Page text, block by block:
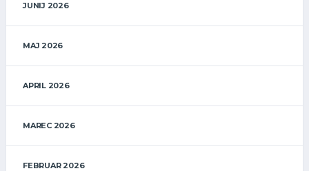
JUNIJ 2026
MAJ 2026
APRIL 2026
MAREC 2026
FEBRUAR 2026